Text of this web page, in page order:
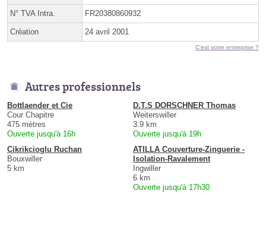
N° TVA Intra. FR20380860932
Création 24 avril 2001
C'est votre entreprise ?
Autres professionnels
Bottlaender et Cie
Cour Chapitre
475 mètres
Ouverte jusqu'à 16h
D.T.S DORSCHNER Thomas
Weiterswiller
3.9 km
Ouverte jusqu'à 19h
Cikrikcioglu Ruchan
Bouxwiller
5 km
ATILLA Couverture-Zinguerie -
Isolation-Ravalement
Ingwiller
6 km
Ouverte jusqu'à 17h30